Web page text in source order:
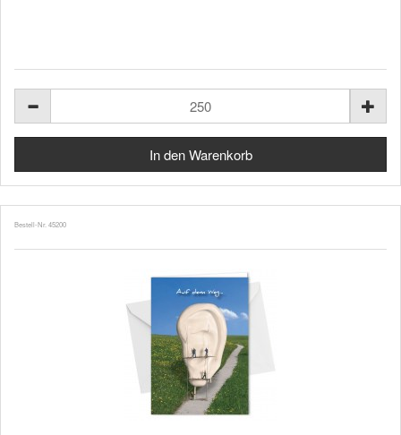
Bestell-Nr. 45200